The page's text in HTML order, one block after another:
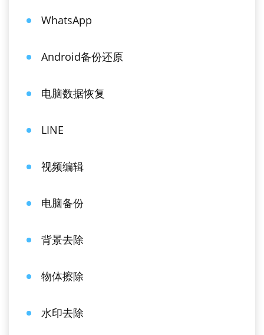
WhatsApp
Android备份还原
电脑数据恢复
LINE
视频编辑
电脑备份
背景去除
物体擦除
水印去除